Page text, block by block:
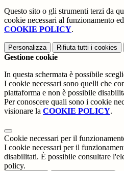
Questo sito o gli strumenti terzi da
cookie necessari al funzionamento
COOKIE POLICY.
Personalizza Rifiuta tutti i cookies
Gestione cookie
In questa schermata è possibile
I cookie necessari sono quelli che
piattaforma e non è possibile
Per conoscere quali sono i cookie
visionare la COOKIE POLICY.
Cookie necessari per il
I cookie necessari per il
disabilitati. È possibile consultare
policy.